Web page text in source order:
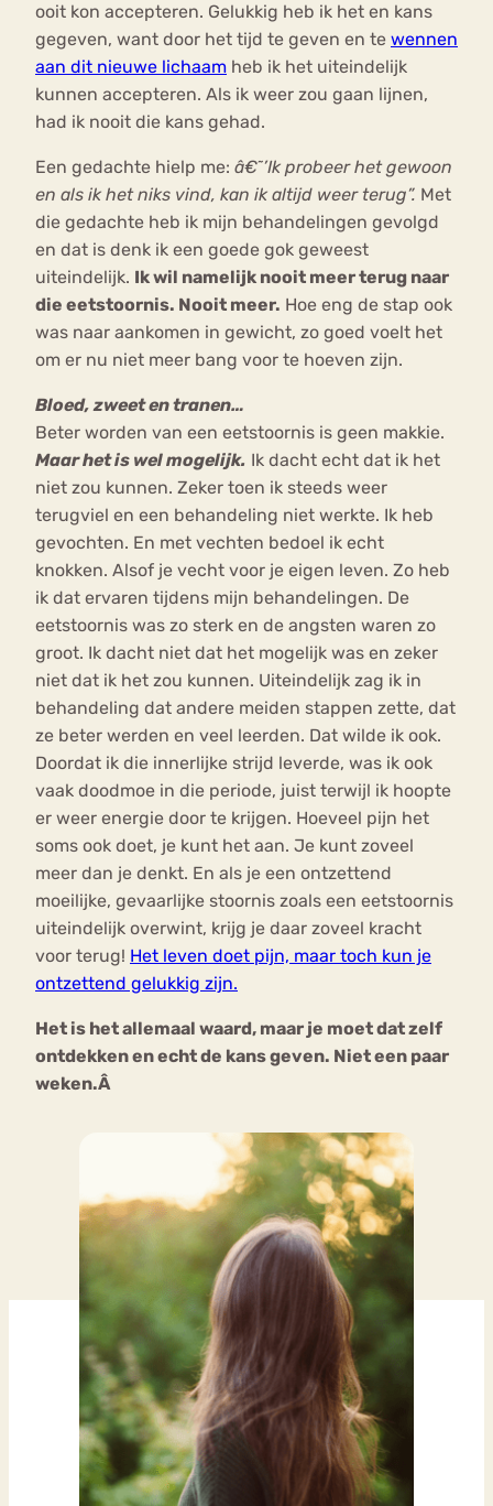
ooit kon accepteren. Gelukkig heb ik het en kans
gegeven, want door het tijd te geven en te wennen
aan dit nieuwe lichaam heb ik het uiteindelijk
kunnen accepteren. Als ik weer zou gaan lijnen,
had ik nooit die kans gehad.
Een gedachte hielp me: â€˜’Ik probeer het gewoon
en als ik het niks vind, kan ik altijd weer terug”. Met
die gedachte heb ik mijn behandelingen gevolgd
en dat is denk ik een goede gok geweest
uiteindelijk. Ik wil namelijk nooit meer terug naar
die eetstoornis. Nooit meer. Hoe eng de stap ook
was naar aankomen in gewicht, zo goed voelt het
om er nu niet meer bang voor te hoeven zijn.
Bloed, zweet en tranen…
Beter worden van een eetstoornis is geen makkie.
Maar het is wel mogelijk. Ik dacht echt dat ik het
niet zou kunnen. Zeker toen ik steeds weer
terugviel en een behandeling niet werkte. Ik heb
gevochten. En met vechten bedoel ik echt
knokken. Alsof je vecht voor je eigen leven. Zo heb
ik dat ervaren tijdens mijn behandelingen. De
eetstoornis was zo sterk en de angsten waren zo
groot. Ik dacht niet dat het mogelijk was en zeker
niet dat ik het zou kunnen. Uiteindelijk zag ik in
behandeling dat andere meiden stappen zette, dat
ze beter werden en veel leerden. Dat wilde ik ook.
Doordat ik die innerlijke strijd leverde, was ik ook
vaak doodmoe in die periode, juist terwijl ik hoopte
er weer energie door te krijgen. Hoeveel pijn het
soms ook doet, je kunt het aan. Je kunt zoveel
meer dan je denkt. En als je een ontzettend
moeilijke, gevaarlijke stoornis zoals een eetstoornis
uiteindelijk overwint, krijg je daar zoveel kracht
voor terug! Het leven doet pijn, maar toch kun je
ontzettend gelukkig zijn.
Het is het allemaal waard, maar je moet dat zelf
ontdekken en echt de kans geven. Niet een paar
weken.Â